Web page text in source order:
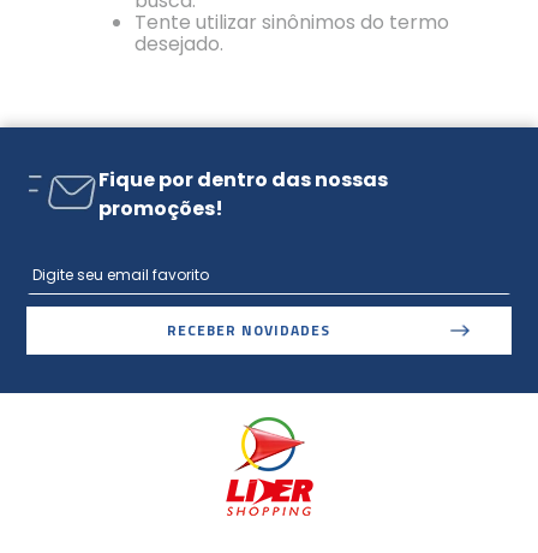
Tente utilizar sinônimos do termo
desejado.
Fique por dentro das nossas
promoções!
RECEBER NOVIDADES